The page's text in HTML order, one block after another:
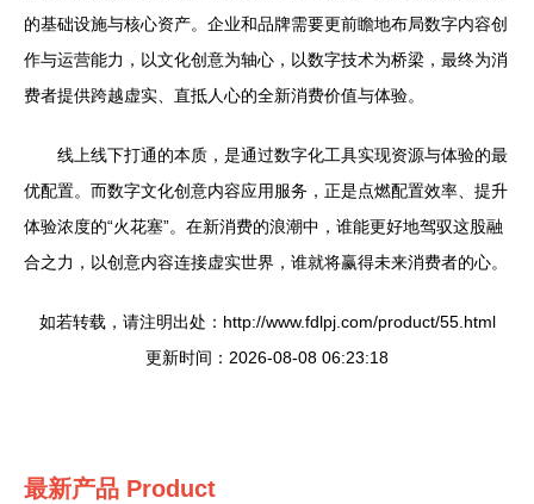
的基础设施与核心资产。企业和品牌需要更前瞻地布局数字内容创
作与运营能力，以文化创意为轴心，以数字技术为桥梁，最终为消
费者提供跨越虚实、直抵人心的全新消费价值与体验。
线上线下打通的本质，是通过数字化工具实现资源与体验的最
优配置。而数字文化创意内容应用服务，正是点燃配置效率、提升
体验浓度的“火花塞”。在新消费的浪潮中，谁能更好地驾驭这股融
合之力，以创意内容连接虚实世界，谁就将赢得未来消费者的心。
如若转载，请注明出处：http://www.fdlpj.com/product/55.html
更新时间：2026-08-08 06:23:18
最新产品 Product